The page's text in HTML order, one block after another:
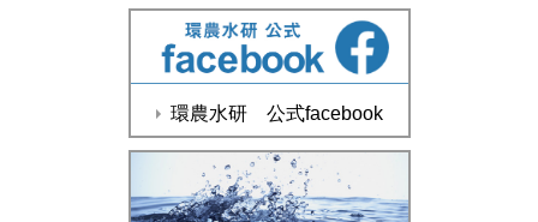
環農水研 公式facebook